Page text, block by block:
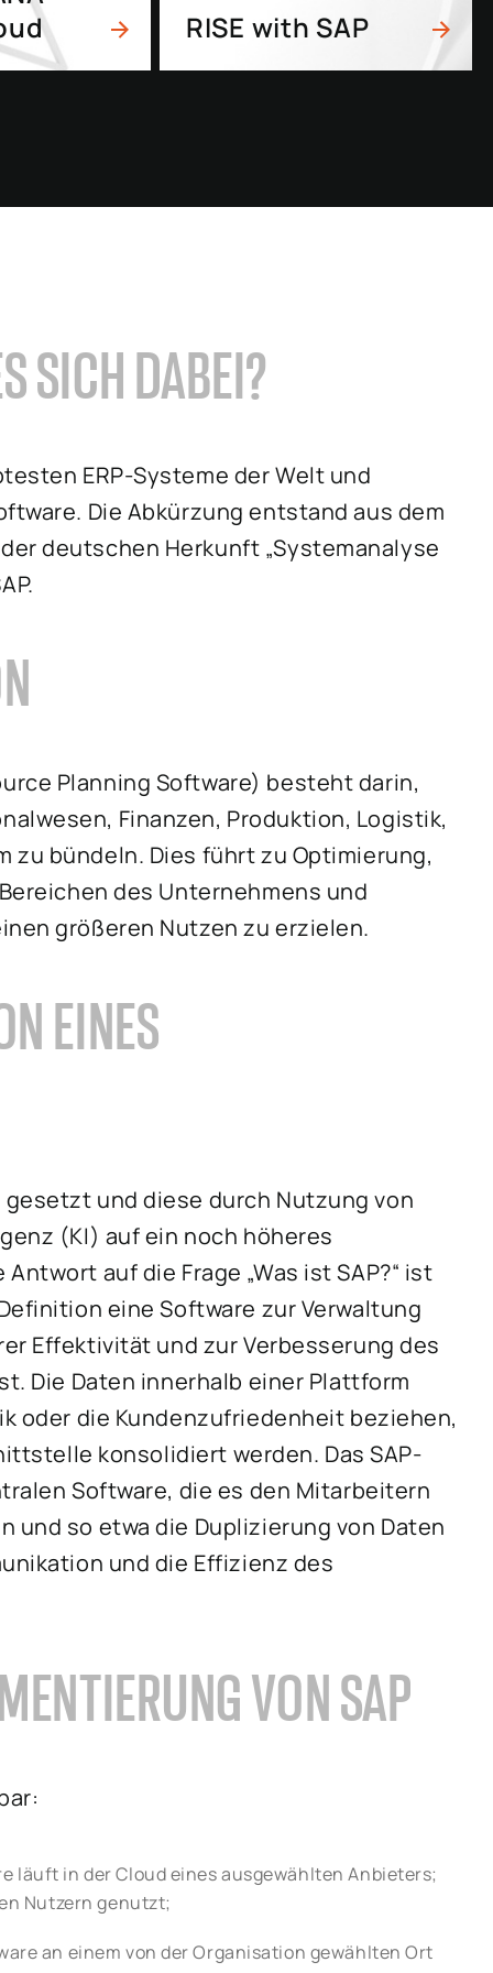
RISE with SAP
SICH DABEI?
ERP-Systeme der Welt und
Die Abkürzung entstand aus dem
deutschen Herkunft „Systemanalyse
Planning Software) besteht darin,
Finanzen, Produktion, Logistik,
zu bündeln. Dies führt zu Optimierung,
des Unternehmens und
größeren Nutzen zu erzielen.
EINES
gesetzt und diese durch Nutzung von
(KI) auf ein noch höheres
auf die Frage „Was ist SAP?“ ist
eine Software zur Verwaltung
Effektivität und zur Verbesserung des
Die Daten innerhalb einer Plattform
oder die Kundenzufriedenheit beziehen,
konsolidiert werden. Das SAP-
Software, die es den Mitarbeitern
so etwa die Duplizierung von Daten
und die Effizienz des
VON SAP
läuft in der Cloud eines ausgewählten Anbieters;
Nutzern genutzt;
an einem von der Organisation gewählten Ort